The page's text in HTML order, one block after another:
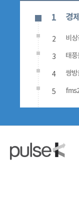
1
2 비상
3 태풍
4
5